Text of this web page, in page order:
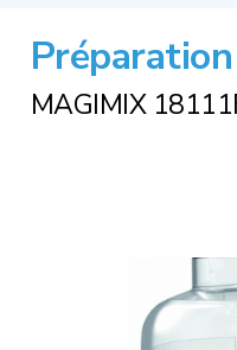
MAGIMIX